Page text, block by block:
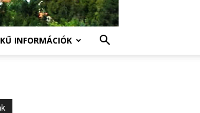
INFORMÁCIÓK